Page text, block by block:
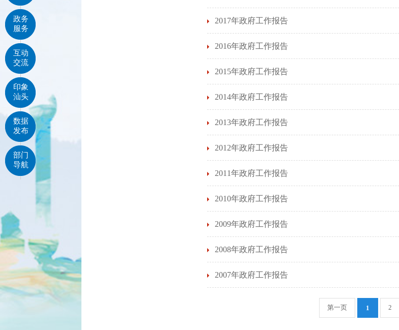
2017年政府工作报告
2016年政府工作报告
2015年政府工作报告
2014年政府工作报告
2013年政府工作报告
2012年政府工作报告
2011年政府工作报告
2010年政府工作报告
2009年政府工作报告
2008年政府工作报告
2007年政府工作报告
第一页 1 2
政务
服务
互动
交流
印象
汕头
数据
发布
部门
导航